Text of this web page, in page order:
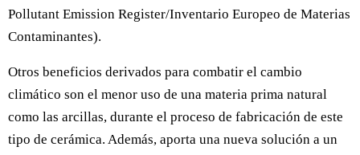
Pollutant Emission Register/Inventario Europeo de Materias
Contaminantes).
Otros beneficios derivados para combatir el cambio
climático son el menor uso de una materia prima natural
como las arcillas, durante el proceso de fabricación de este
tipo de cerámica. Además, aporta una nueva solución a un